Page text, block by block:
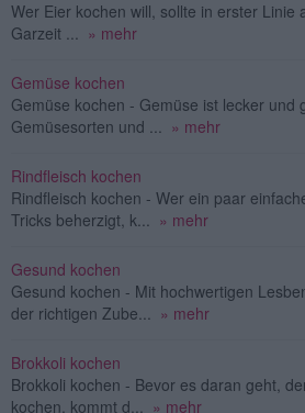
Wer Eier kochen will, sollte in erster Linie
Garzeit ...
» mehr
Gemüse kochen
Gemüse kochen - Gemüse ist lecker und
Gemüsesorten und ...
» mehr
Rindfleisch kochen
Rindfleisch kochen - Wer ein paar
Tricks beherzigt, k...
» mehr
Gesund kochen
Gesund kochen - Mit hochwertigen
der richtigen Zube...
» mehr
Brokkoli kochen
Brokkoli kochen - Bevor es daran geht,
kochen, kommt d...
» mehr